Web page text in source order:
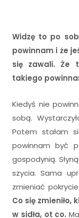
Widzę to po
powinnam i że
się zawali. Że
takiego
Kiedyś nie
sobą.
Potem stałam
powinnam być
gospodynią.
szycia. Sama
zmieniać
Co się zmieniło,
w sidła, ot co.